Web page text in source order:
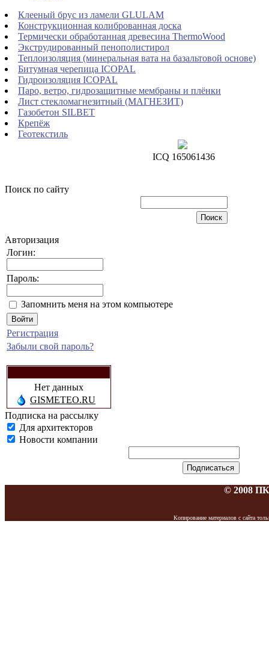
Клееный брус из ламели GLULAM
Конструкционная колиброванная доска
Термически обработанная древесина ThermoWood
Экструдированный пенополистирол
Теплоизоляция (минеральная вата на базальтовой основе)
Битумная черепица ICOPAL
Гидроизоляция ICOPAL
Паро, ветро, гидрозащитные мембраны и плёнки
Лист стекломагнезитный (МАГНЕЗИТ)
Газобетон SILBET
Крепёж
Геотекстиль
ICQ 165061436
Поиск по сайту
Авторизация
Логин:
Пароль:
Запомнить меня на этом компьютере
Регистрация
Забыли свой пароль?
Нет данных
GISMETEO.RU
Подписка на рассылку
Для архитекторов
Новости компании
© 2008
Копирование материалов с сайта